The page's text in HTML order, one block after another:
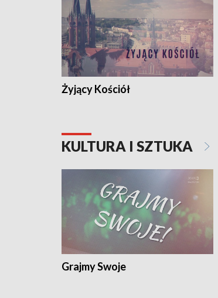
Żyjący Kościół
KULTURA I SZTUKA
Grajmy Swoje